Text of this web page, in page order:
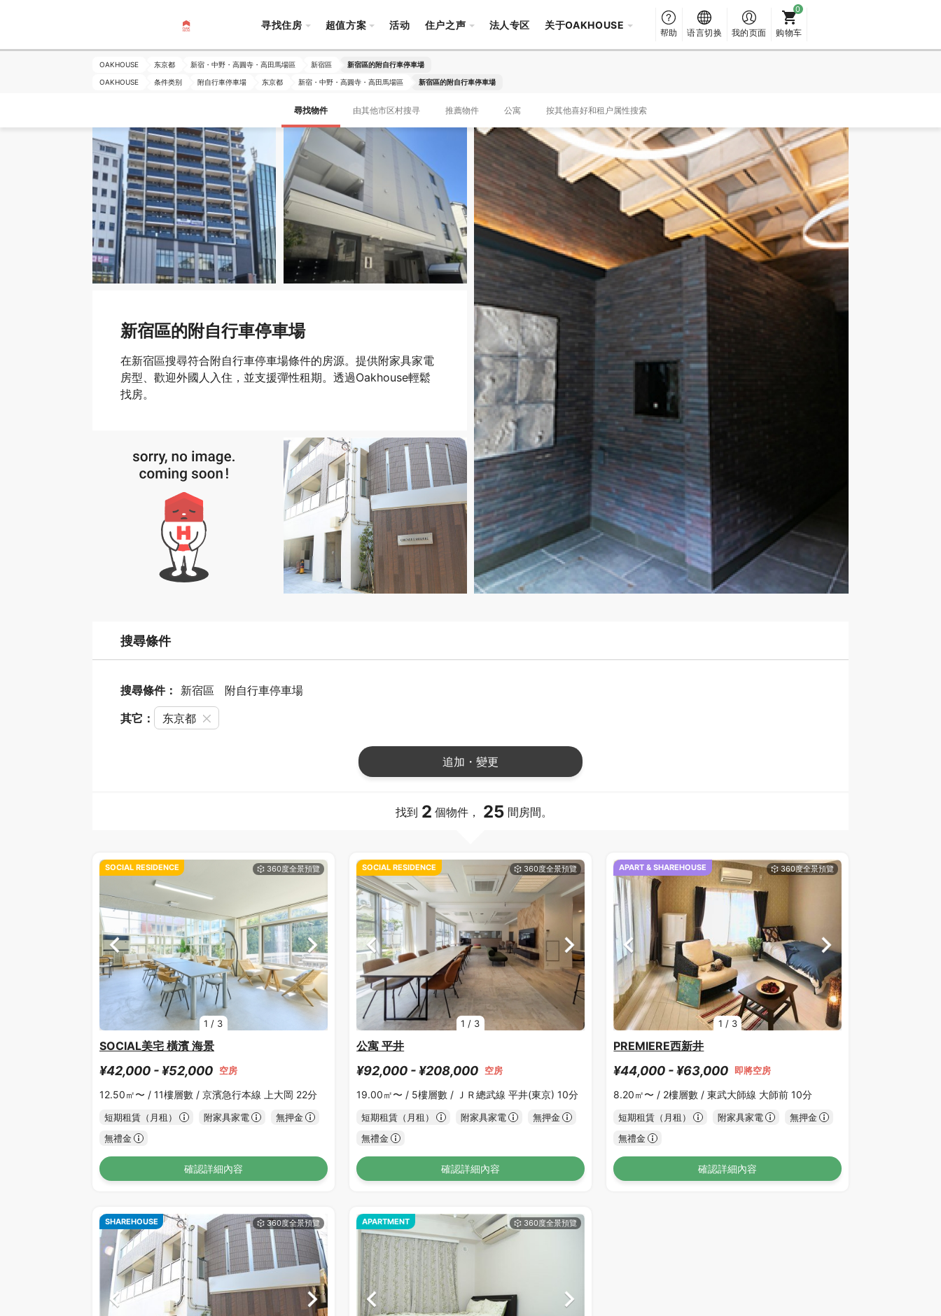
寻找住房 超值方案 活动 住户之声 法人专区 关于OAKHOUSE
帮助 语言切换 我的页面 购物车
OAKHOUSE 东京都 新宿・中野・高圓寺・高田馬場區 新宿區 新宿區的附自行車停車場
OAKHOUSE 条件类别 附自行車停車場 东京都 新宿・中野・高圓寺・高田馬場區 新宿區的附自行車停車場
尋找物件 由其他市区村搜寻 推薦物件 公寓 按其他喜好和租户属性搜索
新宿區的附自行車停車場
在新宿區搜尋符合附自行車停車場條件的房源。提供附家具家電
房型、歡迎外國人入住，並支援彈性租期。透過Oakhouse輕鬆
找房。
搜尋條件
搜尋條件： 新宿區 附自行車停車場
其它： 东京都
追加・變更
找到 2 個物件， 25 間房間。
1 / 3
SOCIAL RESIDENCE
SOCIAL美宅 橫濱 海景
¥42,000 - ¥52,000 空房
12.50㎡〜 / 11樓層數 / 京濱急行本線 上大岡 22分
短期租賃（月租） 附家具家電
無押金
無禮金
確認詳細內容
1 / 3
SOCIAL RESIDENCE
公寓 平井
¥92,000 - ¥208,000 空房
19.00㎡〜 / 5樓層數 / ＪＲ總武線 平井(東京) 10分
短期租賃（月租） 附家具家電
無押金
無禮金
確認詳細內容
1 / 3
APART & SHAREHOUSE
PREMIERE西新井
¥44,000 - ¥63,000 即將空房
8.20㎡〜 / 2樓層數 /東武大師線 大師前 10分
短期租賃（月租） 附家具家電
無押金
無禮金
確認詳細內容
SHAREHOUSE APARTMENT